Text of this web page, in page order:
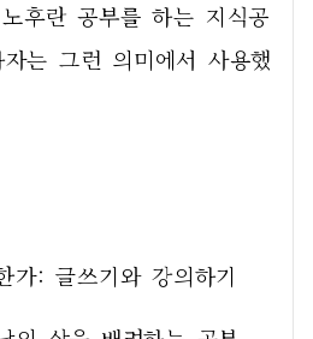
후란 공부를 하는 지식공
는 그런 의미에서 사용했
가: 글쓰기와 강의하기